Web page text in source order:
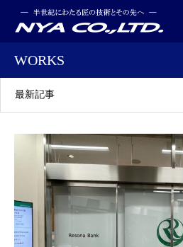
WORKS
最新記事